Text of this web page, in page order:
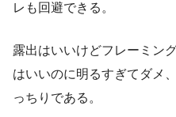
レも回避できる。
露出はいいけどフレーミン
はいいのに明るすぎてダメ
っちりである。